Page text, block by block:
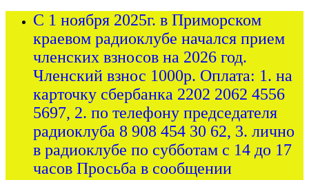
С 1 ноября 2025г. в Приморском
краевом радиоклубе начался прием
членских взносов на 2026 год.
Членский взнос 1000р. Оплата: 1. на
карточку сбербанка 2202 2062 4556
5697, 2. по телефону председателя
радиоклуба 8 908 454 30 62, 3. лично
в радиоклубе по субботам с 14 до 17
часов Просьба в сообщении